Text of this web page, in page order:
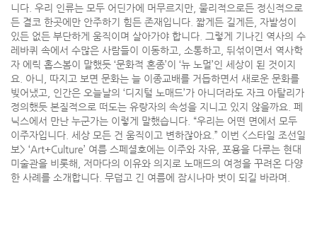
니다. 우리 인류는 모두 어딘가에 머무르지만, 물리적으로든 정신적으로
든 결코 한곳에만 안주하기 힘든 존재입니다. 짧게든 길게든, 자발성이
있든 없든 부단하게 움직이며 살아가야 합니다. 그렇게 기나긴 역사의 수
레바퀴 속에서 수많은 사람들이 이동하고, 소통하고, 뒤섞이면서 역사학
자 에릭 홉스봄이 말했듯 ‘문화적 혼종’이 ‘뉴 노멀’인 세상이 된 것이지
요. 아니, 따지고 보면 문화는 늘 이종교배를 거듭하면서 새로운 문화를
빚어냈고, 인간은 오늘날의 ‘디지털 노매드’가 아니더라도 자크 아탈리가
정의했듯 본질적으로 떠도는 유랑자의 속성을 지니고 있지 않을까요. 페
닉스에서 만난 누군가는 이렇게 말했습니다. “우리는 어떤 면에서 모두
이주자입니다. 세상 모든 건 움직이고 변하잖아요.” 이번 <스타일 조선일
보> ‘Art+Culture’ 여름 스페셜호에는 이주와 자유, 포용을 다루는 현대
미술관을 비롯해, 저마다의 이유와 의지로 노매드의 여정을 꾸려온 다양
한 사례를 소개합니다. 무덥고 긴 여름에 잠시나마 벗이 되길 바라며.